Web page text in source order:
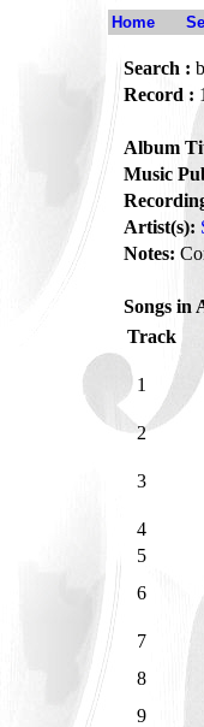
Home
Search :
Record : 1
Album
Music
Artist(s):
Notes:
Songs in
Track
1
2
3
4
5
6
7
8
9